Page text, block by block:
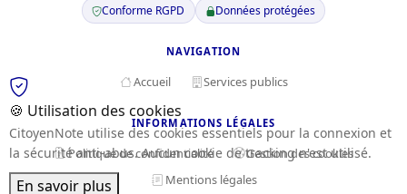
Conforme RGPD Données protégées
NAVIGATION
Accueil Services publics
INFORMATIONS LÉGALES
Politique de confidentialité
Gestion des cookies
Mentions légales
🍪 Utilisation des cookies
CitoyenNote utilise des cookies essentiels pour la connexion et
la sécurité anti-abus. Aucun cookie de tracking n'est utilisé.
En savoir plus